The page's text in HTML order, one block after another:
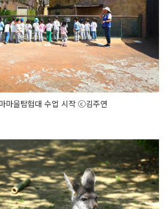
마을탐험대 수업 시작 ⓒ김주연